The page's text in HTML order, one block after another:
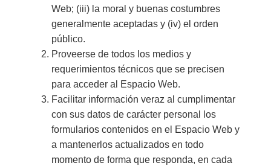
Web; (iii) la moral y buenas costumbres
generalmente aceptadas y (iv) el orden
público.
Proveerse de todos los medios y
requerimientos técnicos que se precisen
para acceder al Espacio Web.
Facilitar información veraz al cumplimentar
con sus datos de carácter personal los
formularios contenidos en el Espacio Web y
a mantenerlos actualizados en todo
momento de forma que responda, en cada